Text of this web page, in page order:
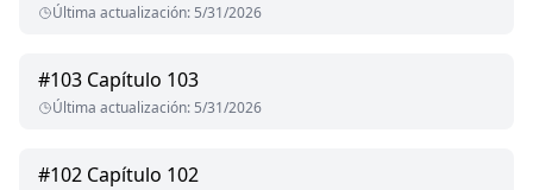
Última actualización: 5/31/2026
#103 Capítulo 103
Última actualización: 5/31/2026
#102 Capítulo 102